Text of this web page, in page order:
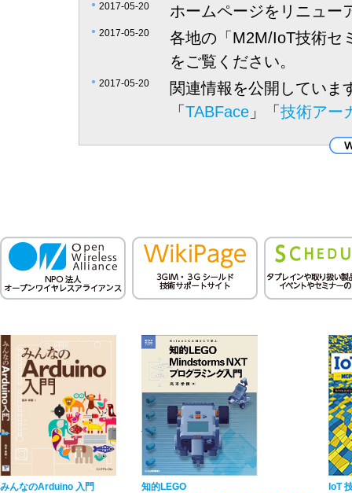
2017-05-20 ホームページをリニュー
2017-05-20
各地の「M2M/IoT技術セ
をご覧ください。
2017-05-20
関連情報を公開していま
「 TABFace 」「 技術アー
みんなのArduino 入門
知的LEGO
IoT